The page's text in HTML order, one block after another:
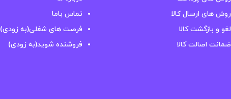
روش های ارسال کالا
لغو و بازگشت کالا
ضمانت اصالت کالا
تماس باما
فرصت های شغلی(به زودی)
فروشنده شوید(به زودی)